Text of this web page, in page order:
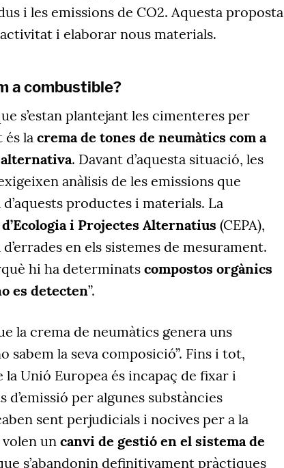
i les emissions de CO2. Aquesta proposta
i elaborar nous materials.
a combustible?
s’estan plantejant les cimenteres per
és la crema de tones de neumàtics com a
. Davant d’aquesta situació, les
anàlisis de les emissions que
productes i materials. La
i Projectes Alternatius (CEPA),
en els sistemes de mesurament.
hi ha determinats compostos orgànics
es detecten”.
la crema de neumàtics genera uns
sabem la seva composició”. Fins i tot,
la Unió Europea és incapaç de fixar i
per algunes substàncies
sent perjudicials i nocives per a la
volen un canvi de gestió en el sistema de
s’abandonin definitivament pràctiques